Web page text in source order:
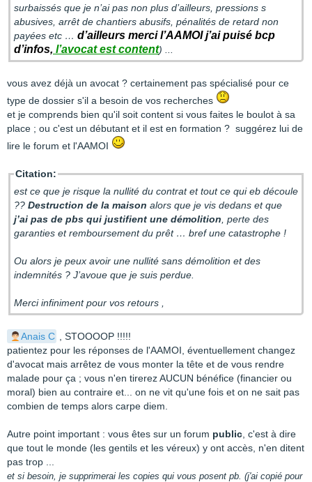
surbaissés que je n’ai pas non plus d’ailleurs, pressions s
abusives, arrêt de chantiers abusifs, pénalités de retard non
payées etc … d’ailleurs merci l’AAMOI j’ai puisé bcp
d’infos, l’avocat est content) ...
vous avez déjà un avocat ? certainement pas spécialisé pour ce
type de dossier s'il a besoin de vos recherches
et je comprends bien qu'il soit content si vous faites le boulot à sa
place ; ou c'est un débutant et il est en formation ? suggérez lui de
lire le forum et l'AAMOI
Citation:
est ce que je risque la nullité du contrat et tout ce qui eb découle
?? Destruction de la maison alors que je vis dedans et que
j’ai pas de pbs qui justifient une démolition , perte des
garanties et remboursement du prêt … bref une catastrophe !
Ou alors je peux avoir une nullité sans démolition et des
indemnités ? J’avoue que je suis perdue.
Merci infiniment pour vos retours ,
Anais C
, STOOOOP !!!!!
patientez pour les réponses de l'AAMOI, éventuellement changez
d'avocat mais arrêtez de vous monter la tête et de vous rendre
malade pour ça ; vous n'en tirerez AUCUN bénéfice (financier ou
moral) bien au contraire et... on ne vit qu'une fois et on ne sait pas
combien de temps alors carpe diem.
Autre point important : vous êtes sur un forum public , c'est à dire
que tout le monde (les gentils et les véreux) y ont accès, n'en ditent
pas trop ...
et si besoin, je supprimerai les copies qui vous posent pb. (j'ai copié pour